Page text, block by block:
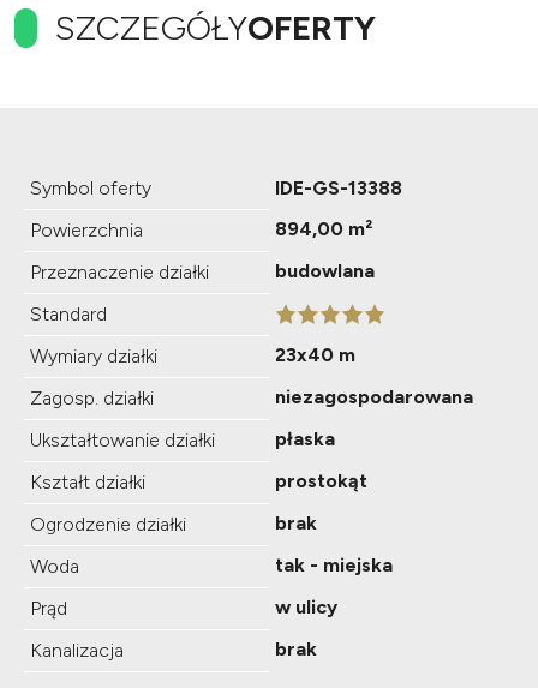
SZCZEGÓŁYOFERTY
Symbol oferty
IDE-GS-13388
Powierzchnia
894,00 m²
Przeznaczenie działki
budowlana
Standard
Wymiary działki
23x40 m
Zagosp. działki
niezagospodarowana
Ukształtowanie działki
płaska
Kształt działki
prostokąt
Ogrodzenie działki
brak
Woda
tak - miejska
Prąd
w ulicy
Kanalizacja
brak